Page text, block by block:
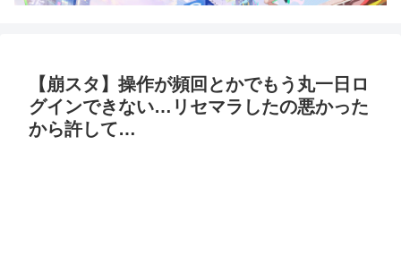
【崩スタ】操作が頻回とかでもう丸一日ロ
グインできない…リセマラしたの悪かった
から許して…